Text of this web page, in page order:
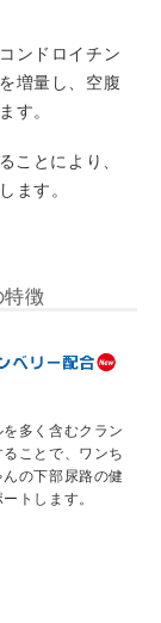
ンドロイチン
増量し、空腹
す。
ことにより、
ます。
特徴
多く含むクラン
ことで、ワンち
の下部尿路の健
トします。